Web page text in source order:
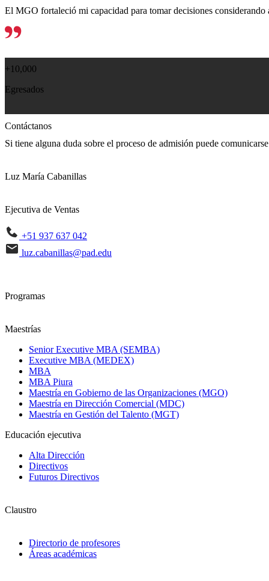
El MGO fortaleció mi capacidad para tomar decisiones
+10,000
Egresados
Contáctanos
Si tiene alguna duda sobre el proceso de admisión puede
Luz María Cabanillas
Ejecutiva de Ventas
+51 937 637 042
luz.cabanillas@pad.edu
Programas
Maestrías
Senior Executive MBA (SEMBA)
Executive MBA (MEDEX)
MBA
MBA Piura
Maestría en Gobierno de las Organizaciones (MGO)
Maestría en Dirección Comercial (MDC)
Maestría en Gestión del Talento (MGT)
Educación ejecutiva
Alta Dirección
Directivos
Futuros Directivos
Claustro
Directorio de profesores
Áreas académicas